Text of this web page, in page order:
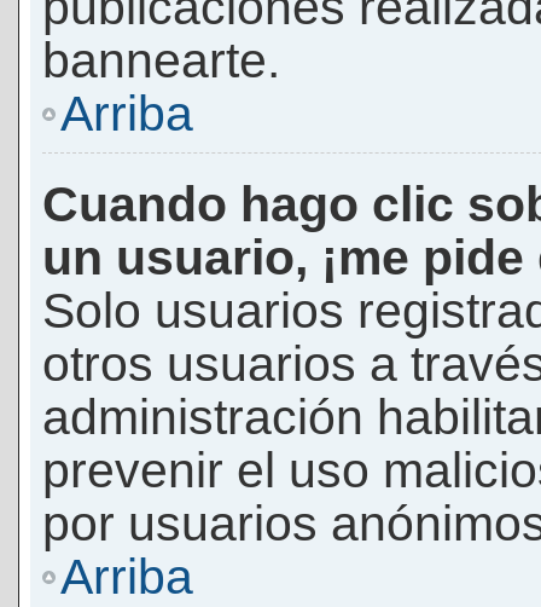
bannearte.
Arriba
Cuando hago clic
un usuario, ¡me
Solo usuarios
otros usuarios a
administración
prevenir el uso
por usuarios
Arriba